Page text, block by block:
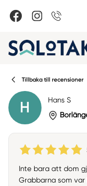
Tillbaka till recensioner
H
Hans S
Inte bara att dom
Grabbarna som